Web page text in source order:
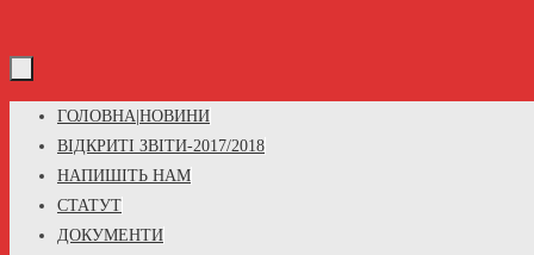
Skip
content
ГОЛОВНА|НОВИНИ
ВІДКРИТІ ЗВІТИ-2017/2018
НАПИШІТЬ НАМ
СТАТУТ
ДОКУМЕНТИ